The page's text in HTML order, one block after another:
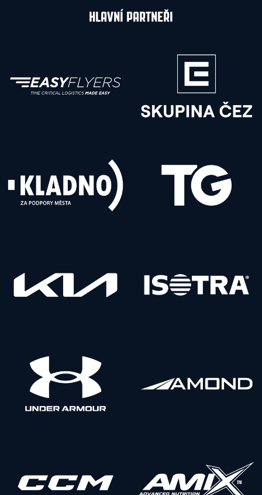
HLAVNÍ PARTNEŘI